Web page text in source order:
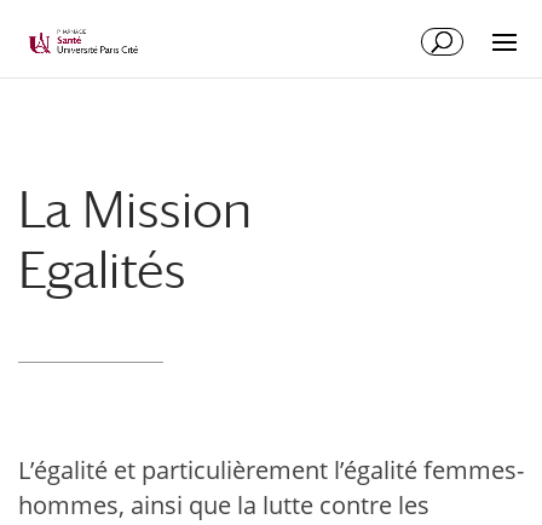
La Mission
Egalités
L’égalité et particulièrement l’égalité femmes-
hommes, ainsi que la lutte contre les